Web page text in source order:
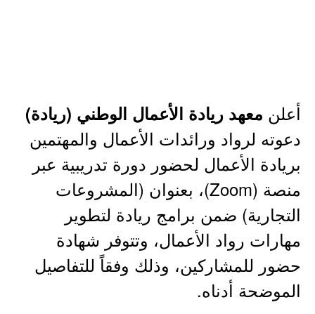
أعلن معهد ريادة الأعمال الوطني (ريادة)
دعوته لرواد ورائدات الأعمال والمهتمين
بريادة الأعمال لحضور دورة تدريبية عبر
منصة (Zoom)، بعنوان (المشروعات
التجارية) ضمن برامج ريادة لتطوير
مهارات رواد الأعمال، وتتوفر شهادة
حضور للمشاركين، وذلك وفقاً للتفاصيل
الموضحة أدناه.